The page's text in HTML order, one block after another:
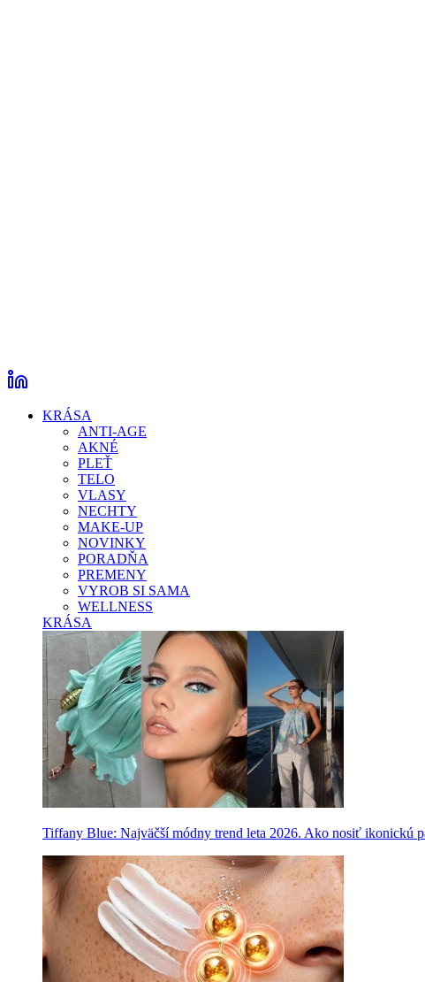
KRÁSA
ANTI-AGE
AKNÉ
PLEŤ
TELO
VLASY
NECHTY
MAKE-UP
NOVINKY
PORADŇA
PREMENY
VYROB SI SAMA
WELLNESS
KRÁSA
Tiffany Blue: Najväčší módny trend leta 2026. Ako nosiť ikonickú